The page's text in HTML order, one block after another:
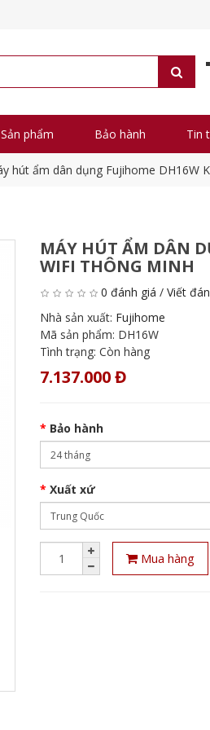
Sản phẩm Bảo hành Tin
hút ẩm dân dụng Fujihome DH16W
MÁY HÚT ẨM DÂN
WIFI THÔNG MINH
0 đánh giá / Viết
Nhà sản xuất: Fujihome
Mã sản phẩm: DH16W
Tình trạng: Còn hàng
7.137.000 Đ
Bảo hành
Xuất xứ
Mua hàng